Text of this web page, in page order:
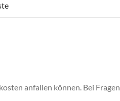
anfallen können. Bei Fragen